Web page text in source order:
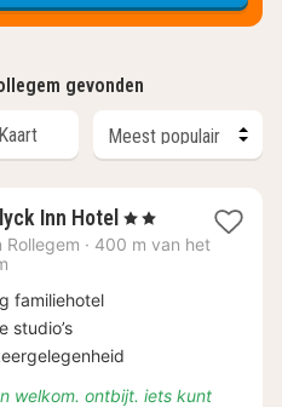
gevonden
Kaart
Inn Hotel 1
nacht
, 2 Sterren
Rollegem · 400 m van het
familiehotel
studio’s
welkom. ontbijt. iets kunt